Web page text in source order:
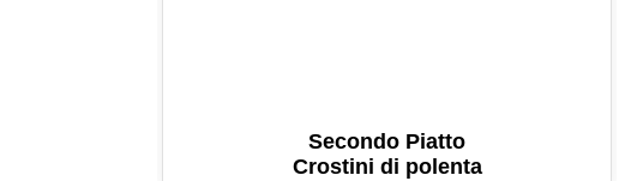
Secondo Piatto
Crostini di polenta